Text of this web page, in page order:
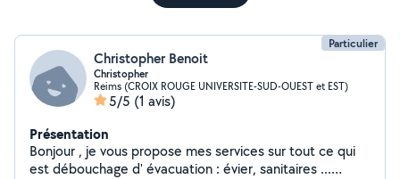
Particulier
Christopher Benoit
Christopher
Reims (CROIX ROUGE UNIVERSITE-SUD-OUEST et EST)
5/5 (1 avis)
Présentation
Bonjour , je vous propose mes services sur tout ce qui
est débouchage d' évacuation : évier, sanitaires ...